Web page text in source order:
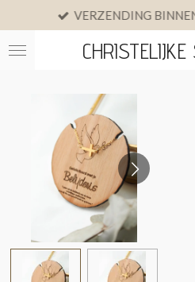
direct
naar
VERZENDING